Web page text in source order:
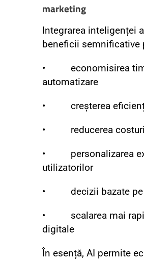
marketing
Integrarea inteligenței
beneficii semnificative
• economisirea
automatizare
• creșterea
• reducerea
• personalizarea
utilizatorilor
• decizii bazate pe
• scalarea mai
digitale
În esență, AI permite